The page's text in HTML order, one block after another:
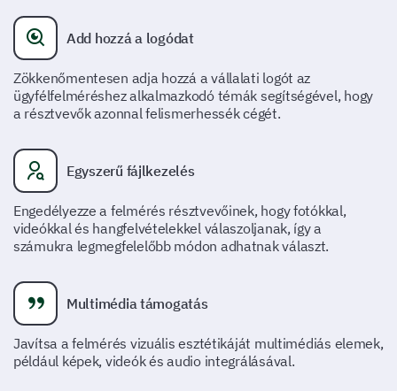
Add hozzá a logódat
Zökkenőmentesen adja hozzá a vállalati logót az
ügyfélfelméréshez alkalmazkodó témák segítségével, hogy
a résztvevők azonnal felismerhessék cégét.
Egyszerű fájlkezelés
Engedélyezze a felmérés résztvevőinek, hogy fotókkal,
videókkal és hangfelvételekkel válaszoljanak, így a
számukra legmegfelelőbb módon adhatnak választ.
Multimédia támogatás
Javítsa a felmérés vizuális esztétikáját multimédiás elemek,
például képek, videók és audio integrálásával.